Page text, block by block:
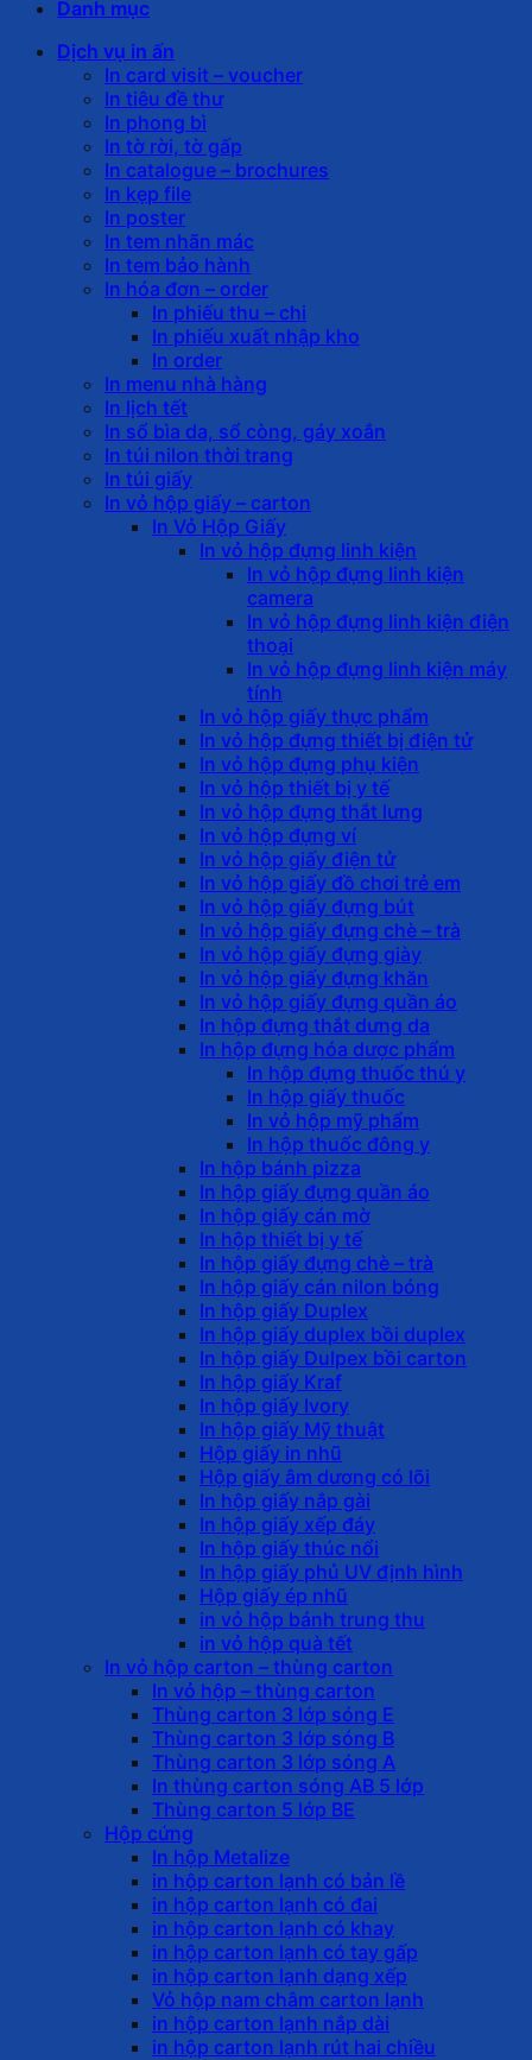
Danh mục
Dịch vụ in ấn
In card visit – voucher
In tiêu đề thư
In phong bì
In tờ rời, tờ gấp
In catalogue – brochures
In kẹp file
In poster
In tem nhãn mác
In tem bảo hành
In hóa đơn – order
In phiếu thu – chi
In phiếu xuất nhập kho
In order
In menu nhà hàng
In lịch tết
In sổ bìa da, sổ còng, gáy xoắn
In túi nilon thời trang
In túi giấy
In vỏ hộp giấy – carton
In Vỏ Hộp Giấy
In vỏ hộp đựng linh kiện
In vỏ hộp đựng linh kiện
camera
In vỏ hộp đựng linh kiện điện
thoại
In vỏ hộp đựng linh kiện máy
tính
In vỏ hộp giấy thực phẩm
In vỏ hộp đựng thiết bị điện tử
In vỏ hộp đựng phụ kiện
In vỏ hộp thiết bị y tế
In vỏ hộp đựng thắt lưng
In vỏ hộp đựng ví
In vỏ hộp giấy điện tử
In vỏ hộp giấy đồ chơi trẻ em
In vỏ hộp giấy đựng bút
In vỏ hộp giấy đựng chè – trà
In vỏ hộp giấy đựng giày
In vỏ hộp giấy đựng khăn
In vỏ hộp giấy đựng quần áo
In hộp đựng thắt dưng da
In hộp đựng hóa dược phẩm
In hộp đựng thuốc thú y
In hộp giấy thuốc
In vỏ hộp mỹ phẩm
In hộp thuốc đông y
In hộp bánh pizza
In hộp giấy đựng quần áo
In hộp giấy cán mờ
In hộp thiết bị y tế
In hộp giấy đựng chè – trà
In hộp giấy cán nilon bóng
In hộp giấy Duplex
In hộp giấy duplex bồi duplex
In hộp giấy Dulpex bồi carton
In hộp giấy Kraf
In hộp giấy Ivory
In hộp giấy Mỹ thuật
Hộp giấy in nhũ
Hộp giấy âm dương có lõi
In hộp giấy nắp gài
In hộp giấy xếp đáy
In hộp giấy thúc nổi
In hộp giấy phủ UV định hình
Hộp giấy ép nhũ
in vỏ hộp bánh trung thu
in vỏ hộp quà tết
In vỏ hộp carton – thùng carton
In vỏ hộp – thùng carton
Thùng carton 3 lớp sóng E
Thùng carton 3 lớp sóng B
Thùng carton 3 lớp sóng A
In thùng carton sóng AB 5 lớp
Thùng carton 5 lớp BE
Hộp cứng
In hộp Metalize
in hộp carton lạnh có bản lề
in hộp carton lạnh có đai
in hộp carton lạnh có khay
in hộp carton lạnh có tay gấp
in hộp carton lạnh dạng xếp
Vỏ hộp nam châm carton lạnh
in hộp carton lạnh nắp dài
in hộp carton lạnh rút hai chiều